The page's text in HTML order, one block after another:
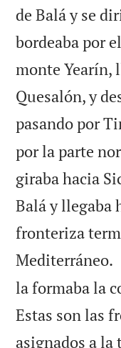
de Balá y se
bordeaba por
monte Yearín,
Quesalón, y
pasando por
por la parte
giraba hacia
Balá y llegaba
fronteriza
Mediterráneo.
la formaba la
Estas son las
asignados a la